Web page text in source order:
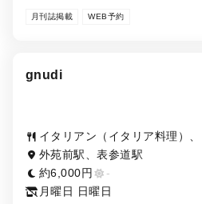
月刊誌掲載 WEB予約
gnudi
イタリアン（イタリア料理）
外苑前駅、表参道駅
約6,000円
-
月曜日 日曜日